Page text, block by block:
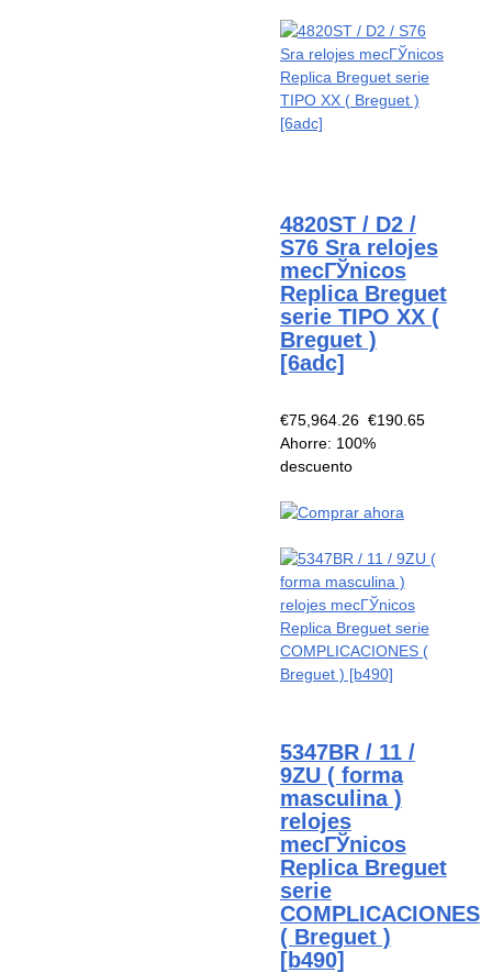
4820ST / D2 /
S76 Sra relojes
mecГЎnicos
Replica Breguet
serie TIPO XX (
Breguet )
[6adc]
€75,964.26 €190.65
Ahorre: 100%
descuento
5347BR / 11 /
9ZU ( forma
masculina )
relojes
mecГЎnicos
Replica Breguet
serie
COMPLICACIONES
( Breguet )
[b490]